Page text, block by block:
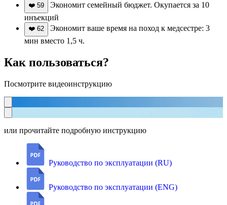
❤️ 59
Экономит семейный бюджет. Окупается за 10
инъекций
❤️ 62
Экономит ваше время на поход к медсестре: 3
мин вместо 1,5 ч.
Как пользоваться?
Посмотрите видеоинструкцию
или прочитайте подробную инструкцию
Руководство по эксплуатации (RU)
Руководство по эксплуатации (ENG)